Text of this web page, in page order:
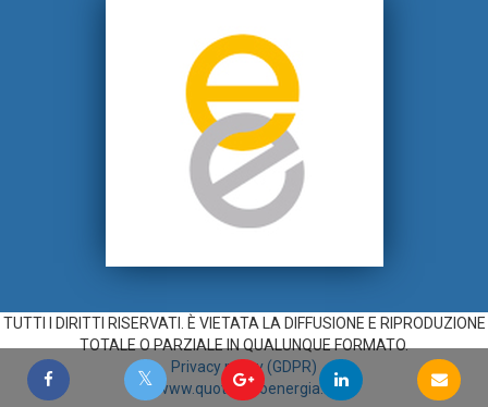
TUTTI I DIRITTI RISERVATI. È VIETATA LA DIFFUSIONE E RIPRODUZIONE
TOTALE O PARZIALE IN QUALUNQUE FORMATO.
Privacy policy (GDPR)
www.quotidianoenergia.it